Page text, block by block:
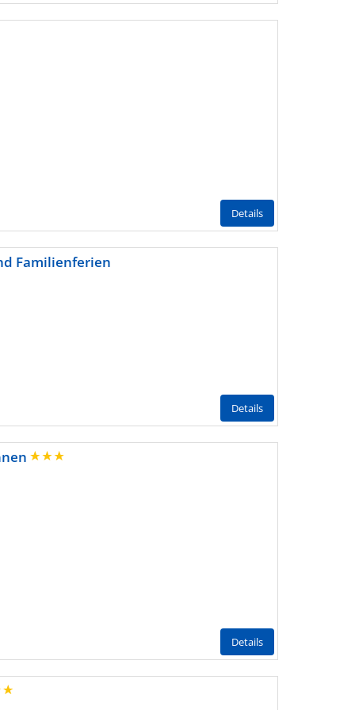
Details
Familienferien
Details
Details